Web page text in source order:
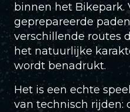
binnen het Bikepark.
geprepareerde
verschillende routes
het natuurlijke
wordt benadrukt.
Het is een echte
van technisch rijden: